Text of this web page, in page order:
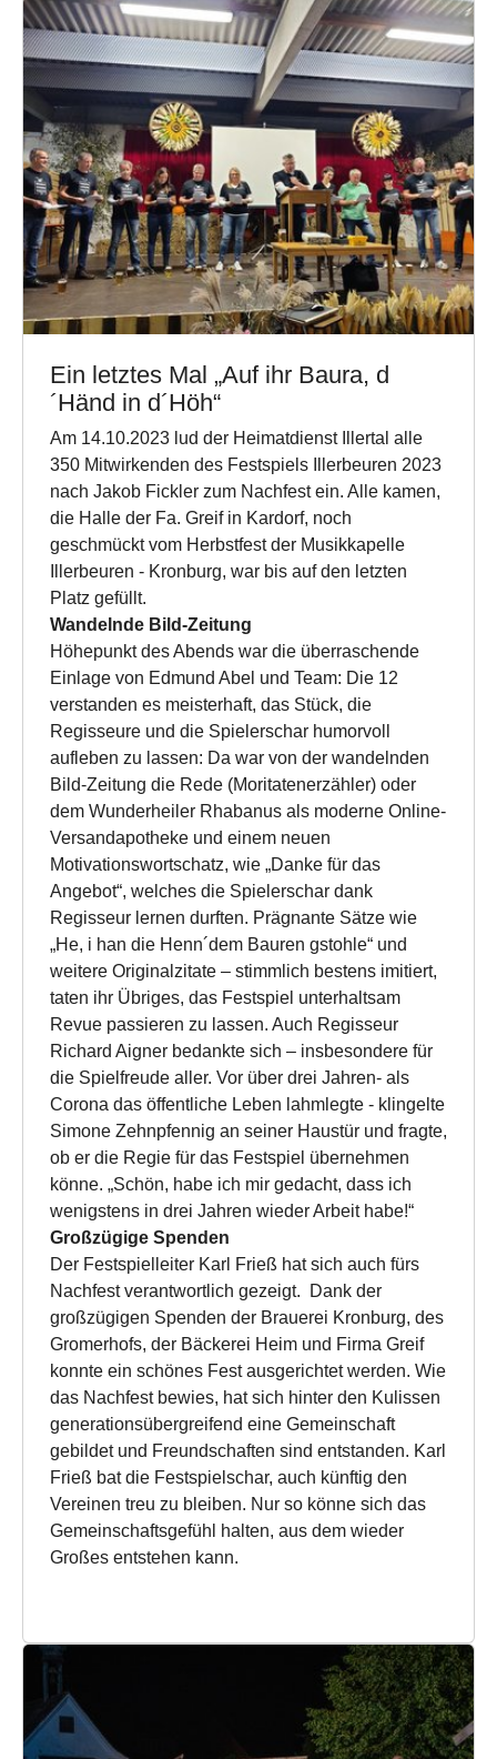
Ein letztes Mal „Auf ihr Baura, d
´Händ in d´Höh“
Am 14.10.2023 lud der Heimatdienst Illertal alle
350 Mitwirkenden des Festspiels Illerbeuren 2023
nach Jakob Fickler zum Nachfest ein. Alle kamen,
die Halle der Fa. Greif in Kardorf, noch
geschmückt vom Herbstfest der Musikkapelle
Illerbeuren - Kronburg, war bis auf den letzten
Platz gefüllt.
Wandelnde Bild-Zeitung
Höhepunkt des Abends war die überraschende
Einlage von Edmund Abel und Team: Die 12
verstanden es meisterhaft, das Stück, die
Regisseure und die Spielerschar humorvoll
aufleben zu lassen: Da war von der wandelnden
Bild-Zeitung die Rede (Moritatenerzähler) oder
dem Wunderheiler Rhabanus als moderne Online-
Versandapotheke und einem neuen
Motivationswortschatz, wie „Danke für das
Angebot“, welches die Spielerschar dank
Regisseur lernen durften. Prägnante Sätze wie
„He, i han die Henn´dem Bauren gstohle“ und
weitere Originalzitate – stimmlich bestens imitiert,
taten ihr Übriges, das Festspiel unterhaltsam
Revue passieren zu lassen. Auch Regisseur
Richard Aigner bedankte sich – insbesondere für
die Spielfreude aller. Vor über drei Jahren- als
Corona das öffentliche Leben lahmlegte - klingelte
Simone Zehnpfennig an seiner Haustür und fragte,
ob er die Regie für das Festspiel übernehmen
könne. „Schön, habe ich mir gedacht, dass ich
wenigstens in drei Jahren wieder Arbeit habe!“
Großzügige Spenden
Der Festspielleiter Karl Frieß hat sich auch fürs
Nachfest verantwortlich gezeigt. Dank der
großzügigen Spenden der Brauerei Kronburg, des
Gromerhofs, der Bäckerei Heim und Firma Greif
konnte ein schönes Fest ausgerichtet werden. Wie
das Nachfest bewies, hat sich hinter den Kulissen
generationsübergreifend eine Gemeinschaft
gebildet und Freundschaften sind entstanden. Karl
Frieß bat die Festspielschar, auch künftig den
Vereinen treu zu bleiben. Nur so könne sich das
Gemeinschaftsgefühl halten, aus dem wieder
Großes entstehen kann.